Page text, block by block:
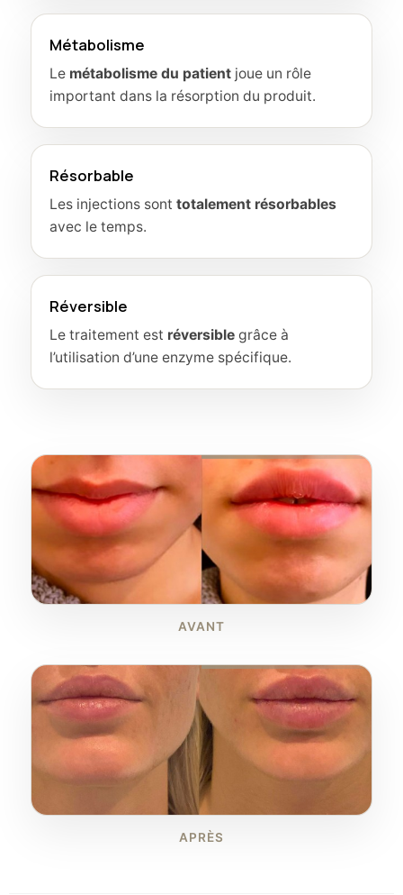
Métabolisme
Le métabolisme du patient joue un rôle
important dans la résorption du produit.
Résorbable
Les injections sont totalement résorbables
avec le temps.
Réversible
Le traitement est réversible grâce à
l’utilisation d’une enzyme spécifique.
AVANT
APRÈS